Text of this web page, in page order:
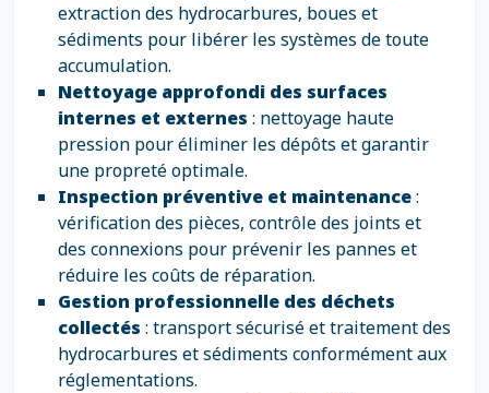
extraction des hydrocarbures, boues et
sédiments pour libérer les systèmes de toute
accumulation.
Nettoyage approfondi des surfaces
internes et externes : nettoyage haute
pression pour éliminer les dépôts et garantir
une propreté optimale.
Inspection préventive et maintenance:
vérification des pièces, contrôle des joints et
des connexions pour prévenir les pannes et
réduire les coûts de réparation.
Gestion professionnelle des déchets
collectés : transport sécurisé et traitement des
hydrocarbures et sédiments conformément aux
réglementations.